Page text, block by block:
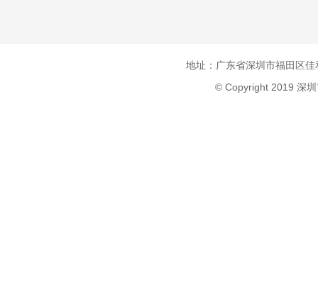
地址：广东省深圳市福田区
© Copyright 2019 深